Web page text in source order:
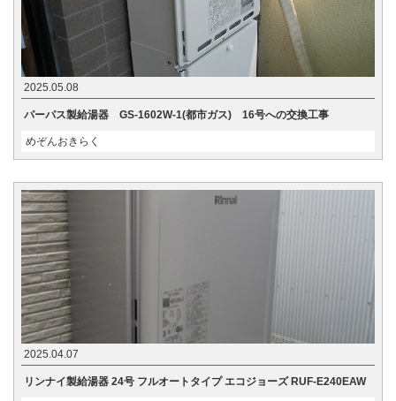
2025.05.08
パーパス製給湯器 GS-1602W-1(都市ガス) 16号への交換工事
めぞんおきらく
2025.04.07
リンナイ製給湯器 24号 フルオートタイプ エコジョーズ RUF-E240EAW